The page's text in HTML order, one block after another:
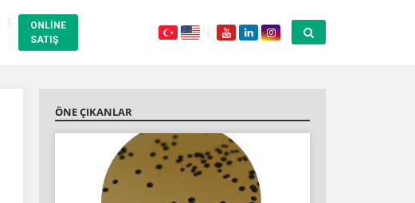
ONLİNE
SATIŞ
ÖNE ÇIKANLAR